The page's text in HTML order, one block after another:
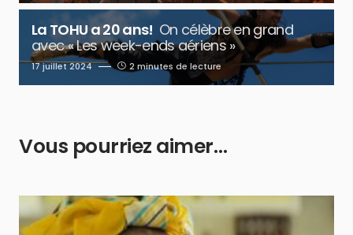
La TOHU a 20 ans! On célèbre en grand
avec « Les week-ends aériens »
17 juillet 2024 2 minutes de lecture
Vous pourriez aimer…